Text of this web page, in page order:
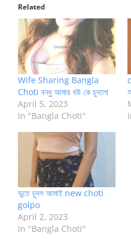
Related
Wife Sharing Bangla
Choti বন্ধু আমার বউ কে চুদলো
April 5, 2023
In "Bangla Choti"
ভুতে চুদল আমাই new choti
golpo
April 2, 2023
In "Bangla Choti"